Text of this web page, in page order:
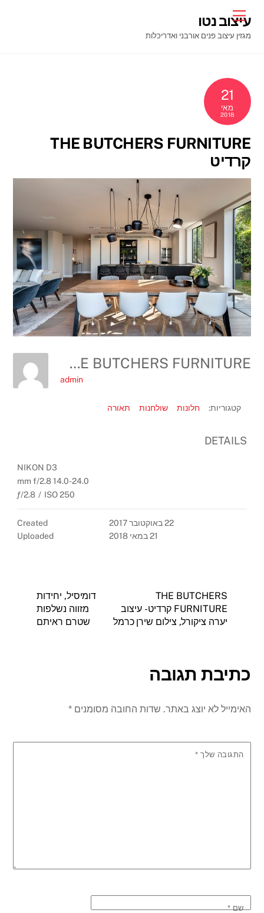
content
Menu
עיצוב נטו
מגזין עיצוב פנים אורבני ואדריכלות
21
מאי
2018
THE BUTCHERS FURNITURE
קרדיט
THE BUTCHERS FURNITURE קרדיט
admin
קטגוריות: חלונות שולחנות תאורה
DETAILS
NIKON D3
14.0-24.0 mm f/2.8
ƒ/2.8 / ISO 250
Created
22 באוקטובר 2017
Uploaded
21 במאי 2018
THE BUTCHERS
FURNITURE קרדיט- עיצוב
יערה ציקורל, צילום שירן כרמל
דומיסיל, יחידות
מזווה נשלפות
שטרם ראיתם
כתיבת תגובה
האימייל לא יוצג באתר. שדות החובה מסומנים*
התגובה שלך *
שם*